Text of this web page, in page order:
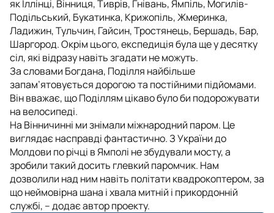
як Іллінці, Вінниця, Тиврів, Гнівань, Ямпіль, Могилів-
Подільський, Букатинка, Крижопіль, Жмеринка,
Ладижин, Тульчин, Гайсин, Тростянець, Бершадь, Бар,
Шаргород. Окрім цього, експедиція була ще у десятку
сіл, які відразу навіть згадати не можуть.
За словами Богдана, Поділля найбільше
запам’ятовується дорогою та постійними підйомами.
Він вважає, що Поділлям цікаво було би подорожувати
на велосипеді.
На Вінничинні ми знімали міжнародний паром. Це
виглядає насправді фантастично. З України до
Молдови по річці в Ямполі не збудували мосту, а
зробили такий досить глевкий паромчик. Нам
дозволили над ним навіть політати квадрокоптером, за
що неймовірна шана і хвала митній і прикордонній
службі, – додає автор проекту.